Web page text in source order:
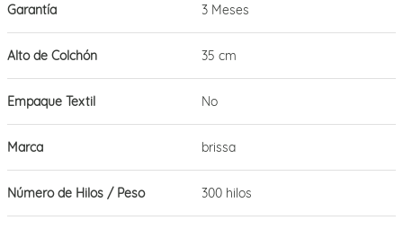
Garantía 3 Meses
Alto de Colchón 35 cm
Empaque Textil No
Marca brissa
Número de Hilos / Peso 300 hilos